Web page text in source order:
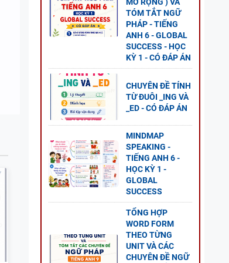
TÓM TẮT NGỮ
PHÁP - TIẾNG
ANH 6 - GLOBAL
SUCCESS - HỌC
KỲ 1 - CÓ ĐÁP ÁN
CHUYÊN ĐỀ TÍNH
TỪ ĐUÔI _ING VÀ
_ED - CÓ ĐÁP ÁN
MINDMAP
SPEAKING -
TIẾNG ANH 6 -
HỌC KỲ 1 -
GLOBAL
SUCCESS
TỔNG HỢP
WORD FORM
THEO TỪNG
UNIT VÀ CÁC
CHUYÊN ĐỀ NGỮ